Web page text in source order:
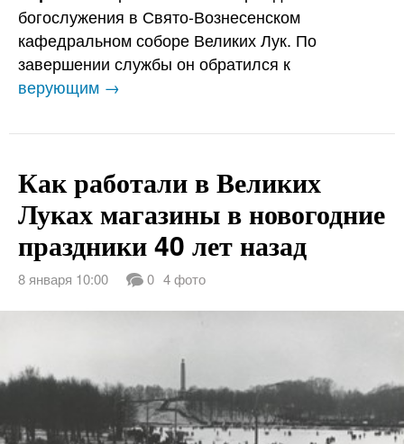
богослужения в Свято-Вознесенском
кафедральном соборе Великих Лук. По
завершении службы он обратился к
верующим →
Как работали в Великих
Луках магазины в новогодние
праздники 40 лет назад
8 января 10:00 0 4 фото